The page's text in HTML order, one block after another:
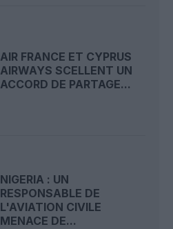
AIR FRANCE ET CYPRUS
AIRWAYS SCELLENT UN
ACCORD DE PARTAGE...
NIGERIA : UN
RESPONSABLE DE
L'AVIATION CIVILE
MENACE DE...